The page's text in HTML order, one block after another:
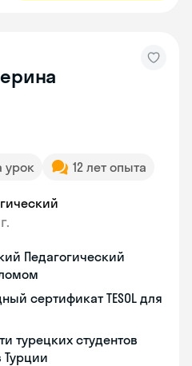
урок 12 лет опыта
Педагогический
сертификат TESOL для
турецких студентов